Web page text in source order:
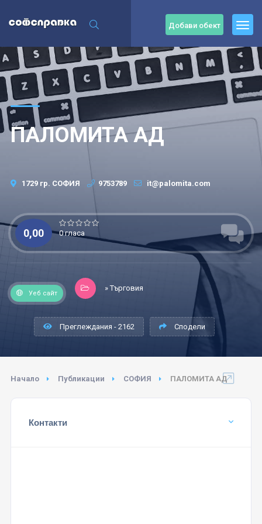
Добави обект
ПАЛОМИТА АД
1729 гр. СОФИЯ 9753789 it@palomita.com
0,00 0 гласа
Уеб сайт
» Търговия
Преглеждания - 2162 Сподели
Начало Публикации СОФИЯ ПАЛОМИТА АД
Контакти